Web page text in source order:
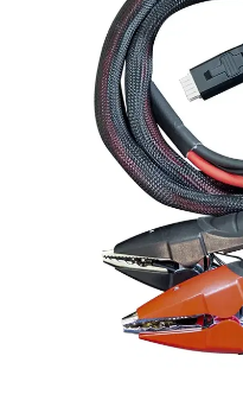
Registratie
Webshop
Mediatheek